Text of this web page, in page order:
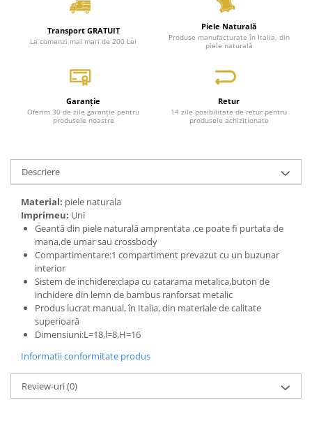
Transport GRATUIT
La comenzi mai mari de 200 Lei
Piele Naturală
Produse manufacturate în Italia, din
piele naturală
Garanție
Oferim 30 de zile garanție pentru
produsele noastre
Retur
14 zile posibilitate de retur pentru
produsele achiziționate
Descriere
Material: piele naturala
Imprimeu: Uni
Geantă din piele naturală amprentata ,ce poate fi purtata de
mana,de umar sau crossbody
Compartimentare:1 compartiment prevazut cu un buzunar
interior
Sistem de inchidere:clapa cu catarama metalica,buton de
inchidere din lemn de bambus ranforsat metalic
Produs lucrat manual, în Italia, din materiale de calitate
superioară
Dimensiuni:L=18,l=8,H=16
Informatii conformitate produs
Review-uri(0)